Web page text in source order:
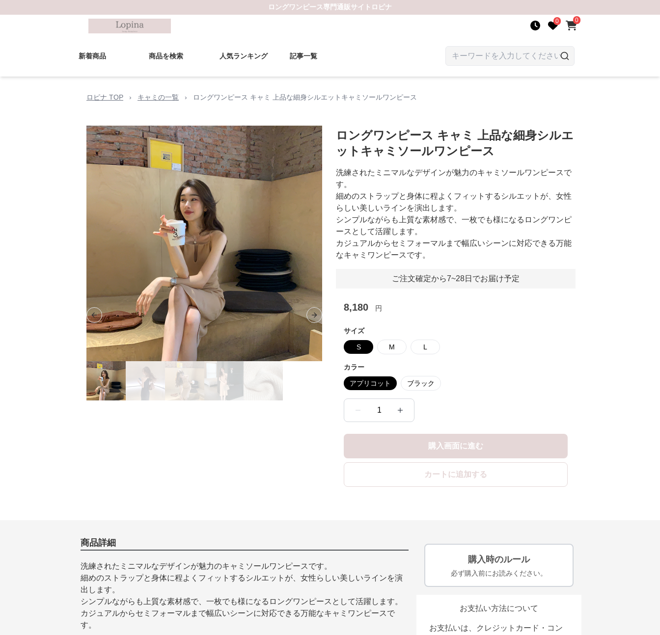
ロングワンピース専門通販サイト ロピナ
0 0
新着商品 商品を検索 人気ランキング 記事一覧
ロピナ TOP › キャミの一覧 › ロングワンピース キャミ 上品な細身シルエットキャミソールワンピース
Previous slide Next slide
ロングワンピース キャミ 上品な細身シルエ
ットキャミソールワンピース
洗練されたミニマルなデザインが魅力のキャミソールワンピースで
す。
細めのストラップと身体に程よくフィットするシルエットが、女性
らしい美しいラインを演出します。
シンプルながらも上質な素材感で、一枚でも様になるロングワンピ
ースとして活躍します。
カジュアルからセミフォーマルまで幅広いシーンに対応できる万能
なキャミワンピースです。
ご注文確定から7~28日でお届け予定
8,180 円
サイズ
S M L
カラー
アプリコット ブラック
1
購入画面に進む
カートに追加する
商品詳細
洗練されたミニマルなデザインが魅力のキャミソールワンピースです。
細めのストラップと身体に程よくフィットするシルエットが、女性らしい美しいラインを演
出します。
シンプルながらも上質な素材感で、一枚でも様になるロングワンピースとして活躍します。
カジュアルからセミフォーマルまで幅広いシーンに対応できる万能なキャミワンピースで
す。
購入時のルール
必ず購入前にお読みください。
お支払い方法について
お支払いは、クレジットカード・コン